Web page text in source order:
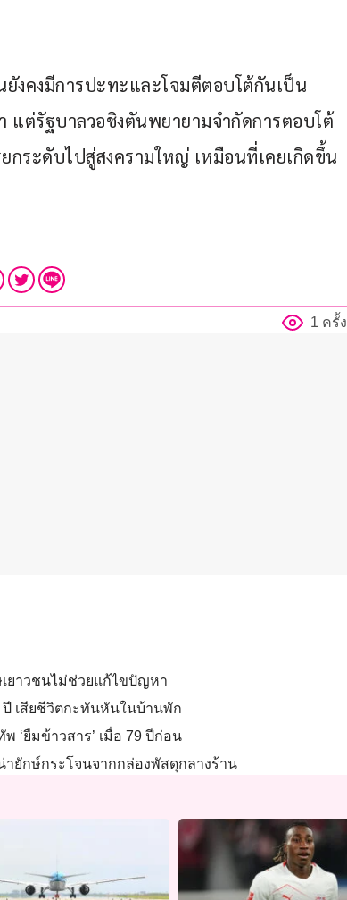
งคงมีการปะทะและโจมตีตอบโต้กันเป็น
แต่รัฐบาลวอชิงตันพยายามจำกัดการตอบโต้
กระดับไปสู่สงครามใหญ่ เหมือนที่เคยเกิดขึ้น
1 ครั้ง
ยาวชนไม่ช่วยแก้ไขปัญหา
ปี เสียชีวิตกะทันหันในบ้านพัก
‘ยืมข้าวสาร’ เมื่อ 79 ปีก่อน
ายักษ์กระโจนจากกล่องพัสดุกลางร้าน